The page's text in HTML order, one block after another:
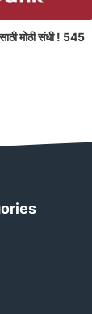
मोठी संधी ! 545